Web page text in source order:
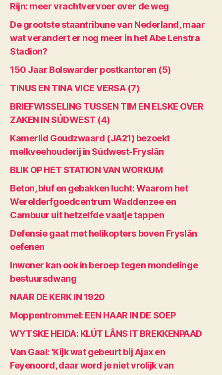
Rijn: meer vrachtvervoer over de weg
De grootste staantribune van Nederland, maar
wat verandert er nog meer in het Abe Lenstra
Stadion?
150 Jaar Bolswarder postkantoren (5)
TINUS EN TINA VICE VERSA (7)
BRIEFWISSELING TUSSEN TIM EN ELSKE OVER
ZAKEN IN SÚDWEST (4)
Kamerlid Goudzwaard (JA21) bezoekt
melkveehouderij in Súdwest-Fryslân
BLIK OP HET STATION VAN WORKUM
Beton, bluf en gebakken lucht: Waarom het
Werelderfgoedcentrum Waddenzee en
Cambuur uit hetzelfde vaatje tappen
Defensie gaat met helikopters boven Fryslân
oefenen
Inwoner kan ook in beroep tegen mondelinge
bestuursdwang
NAAR DE KERK IN 1920
Moppentrommel: EEN HAAR IN DE SOEP
WYTSKE HEIDA: KLÚT LÂNS IT BREKKENPAAD
Van Gaal: ‘Kijk wat gebeurt bij Ajax en
Feyenoord, daar word je niet vrolijk van